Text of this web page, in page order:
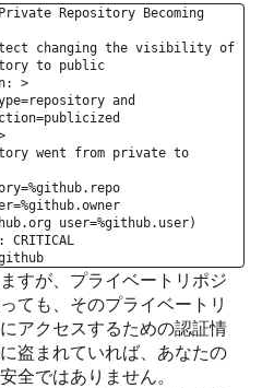
Repository Becoming
changing the visibility of
to public
>
and
went from private to
user=%github.user)
すが、プライベートリポジ
ても、そのプライベートリ
アクセスするための認証情
盗まれていれば、あなたの
全ではありません。